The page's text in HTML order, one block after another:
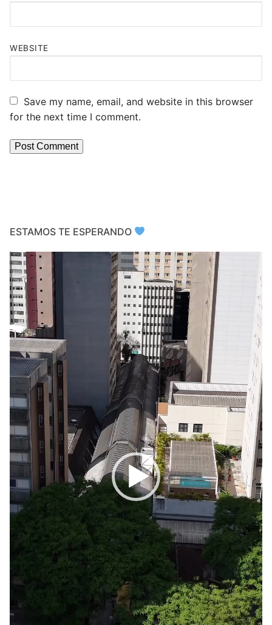
WEBSITE
Save my name, email, and website in this browser
for the next time I comment.
ESTAMOS TE ESPERANDO
Video
Player